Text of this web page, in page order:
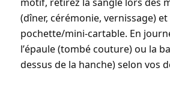
(dîner, cérémonie, vernissage)
pochette/mini-cartable. En
l’épaule(tombé couture) ou la
dessus de la hanche) selon vos